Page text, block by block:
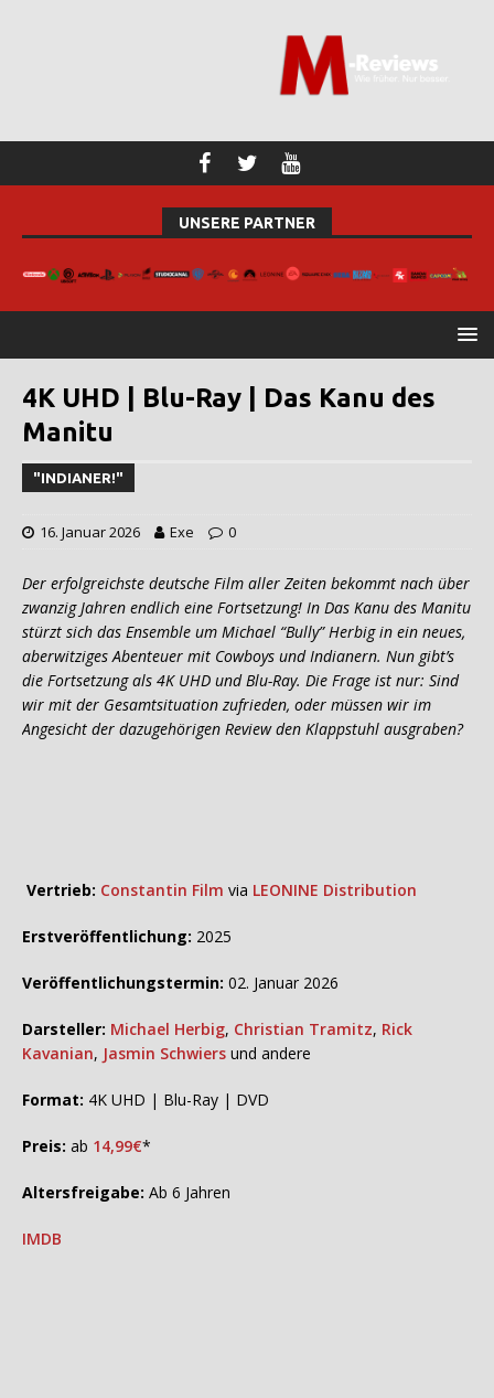
UNSERE PARTNER
4K UHD | Blu-Ray | Das Kanu des
Manitu
"INDIANER!"
16. Januar 2026 Exe 0
Der erfolgreichste deutsche Film aller Zeiten bekommt nach über
zwanzig Jahren endlich eine Fortsetzung! In Das Kanu des Manitu
stürzt sich das Ensemble um Michael “Bully” Herbig in ein neues,
aberwitziges Abenteuer mit Cowboys und Indianern. Nun gibt’s
die Fortsetzung als 4K UHD und Blu-Ray. Die Frage ist nur: Sind
wir mit der Gesamtsituation zufrieden, oder müssen wir im
Angesicht der dazugehörigen Review den Klappstuhl ausgraben?
Vertrieb: Constantin Film via LEONINE Distribution
Erstveröffentlichung: 2025
Veröffentlichungstermin: 02. Januar 2026
Darsteller: Michael Herbig, Christian Tramitz, Rick
Kavanian, Jasmin Schwiers und andere
Format: 4K UHD | Blu-Ray | DVD
Preis: ab 14,99€*
Altersfreigabe: Ab 6 Jahren
IMDB